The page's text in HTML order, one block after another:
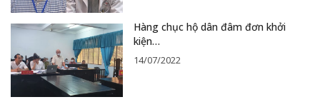
Hàng chục hộ dân đâm đơn khởi
kiện…
14/07/2022